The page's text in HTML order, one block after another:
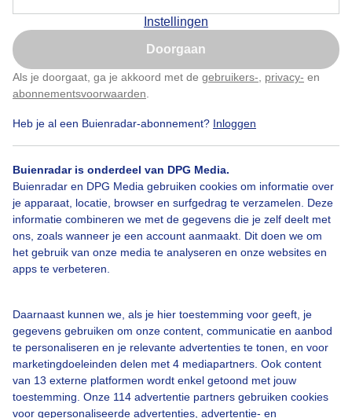
Instellingen
Doorgaan
Als je doorgaat, ga je akkoord met de gebruikers- privacy- en
abonnementsvoorwaarden
Heb je al een Buienradar-abonnement? Inloggen
Buienradar is onderdeel van DPG Media.
Buienradar en DPG Media gebruiken cookies om informatie over
je apparaat, locatie, browser en surfgedrag te verzamelen. Deze
informatie combineren we met de gegevens die je zelf deelt met
ons, zoals wanneer je een account aanmaakt. Dit doen we om
het gebruik van onze media te analyseren en onze websites en
apps te verbeteren.
Daarnaast kunnen we, als je hier toestemming voor geeft, je
gegevens gebruiken om onze content, communicatie en aanbod
te personaliseren en je relevante advertenties te tonen, en voor
marketingdoeleinden delen met 4 mediapartners. Ook content
van 13 externe platformen wordt enkel getoond met jouw
toestemming. Onze 114 advertentie partners gebruiken cookies
voor gepersonaliseerde advertenties, advertentie- en
Lente
Zomer
Over Buienradar
Bedrijfsgegevens
Veelgestelde vragen
Contact
Gebruikersvoorwaarden
Adverteren
Buienradar Team
Privacy beleid
Nu niet, misschien later
Klik hierom dit aan te passen